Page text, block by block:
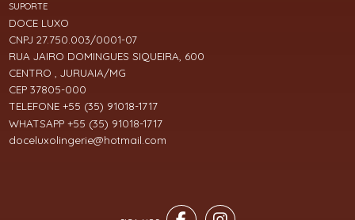
SUPORTE
DOCE LUXO
CNPJ 27.750.003/0001-07
RUA JAIRO DOMINGUES SIQUEIRA, 600
CENTRO , JURUAIA/MG
CEP 37805-000
TELEFONE +55 (35) 91018-1717
WHATSAPP +55 (35) 91018-1717
doceluxolingerie@hotmail.com